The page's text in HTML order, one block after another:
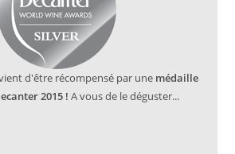
d'être récompensé par une médaille
2015 ! A vous de le déguster...